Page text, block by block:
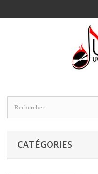
CATÉGORIES